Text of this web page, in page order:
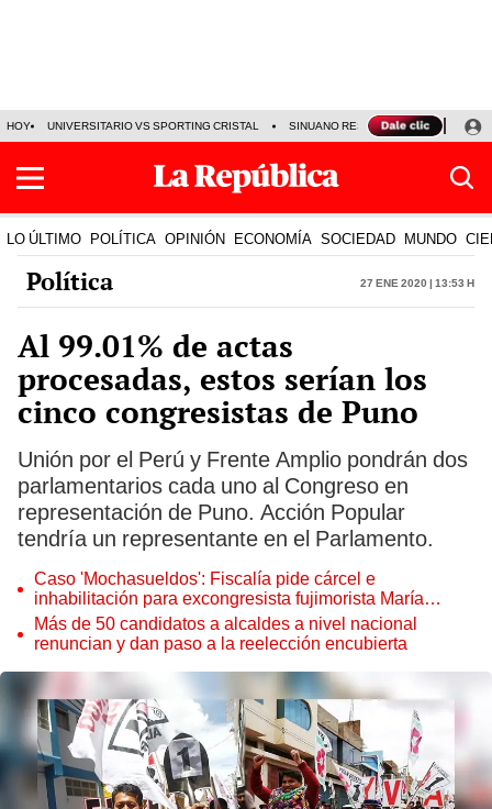
HOY UNIVERSITARIO VS SPORTING CRISTAL SINUANO RESULTADOS HOY
LO ÚLTIMO POLÍTICA OPINIÓN ECONOMÍA SOCIEDAD MUNDO
Política 27 Ene 2020 | 13:53 h
Al 99.01% de actas
procesadas, estos serían los
cinco congresistas de Puno
Unión por el Perú y Frente Amplio pondrán dos
parlamentarios cada uno al Congreso en
representación de Puno. Acción Popular
tendría un representante en el Parlamento.
Caso 'Mochasueldos': Fiscalía pide cárcel e
inhabilitación para excongresista fujimorista María
Cordero Jon Tay
Más de 50 candidatos a alcaldes a nivel nacional
renuncian y dan paso a la reelección encubierta